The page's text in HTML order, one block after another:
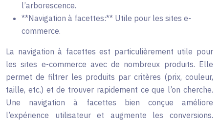
l’arborescence.
**Navigation à facettes:** Utile pour les sites e-
commerce.
La navigation à facettes est particulièrement utile pour
les sites e-commerce avec de nombreux produits. Elle
permet de filtrer les produits par critères (prix, couleur,
taille, etc.) et de trouver rapidement ce que l’on cherche.
Une navigation à facettes bien conçue améliore
l’expérience utilisateur et augmente les conversions.